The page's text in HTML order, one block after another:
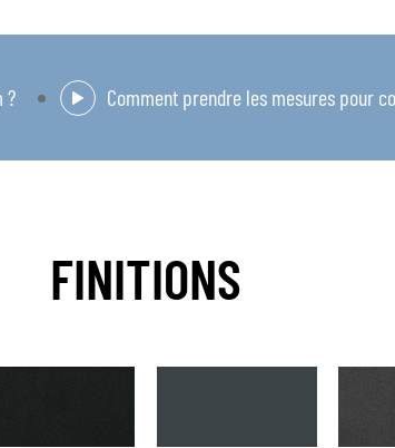
? Comment prendre les mesures pour
FINITIONS